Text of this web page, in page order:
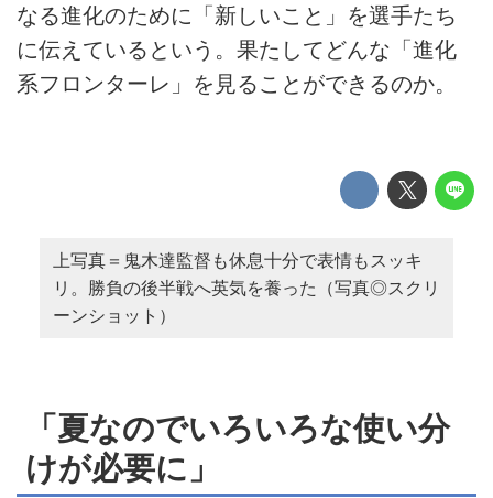
なる進化のために「新しいこと」を選手たち
に伝えているという。果たしてどんな「進化
系フロンターレ」を見ることができるのか。
上写真＝鬼木達監督も休息十分で表情もスッキ
リ。勝負の後半戦へ英気を養った（写真◎スクリ
ーンショット）
「夏なのでいろいろな使い分
けが必要に」